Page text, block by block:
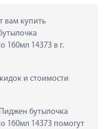
вам купить
160мл 14373 в г.
и стоимости
бутылочка
160мл 14373 помогут